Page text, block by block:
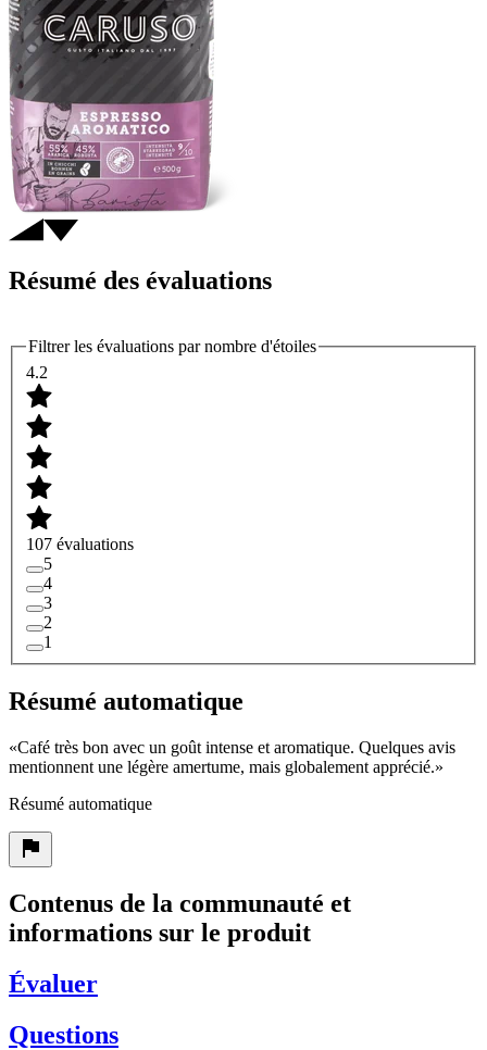
Résumé des évaluations
Filtrer les évaluations par nombre d'étoiles
4.2
107 évaluations
5
4
3
2
1
Résumé automatique
«Café très bon avec un goût intense et aromatique. Quelques avis
mentionnent une légère amertume, mais globalement apprécié.»
Résumé automatique
Contenus de la communauté et
informations sur le produit
Évaluer
Questions